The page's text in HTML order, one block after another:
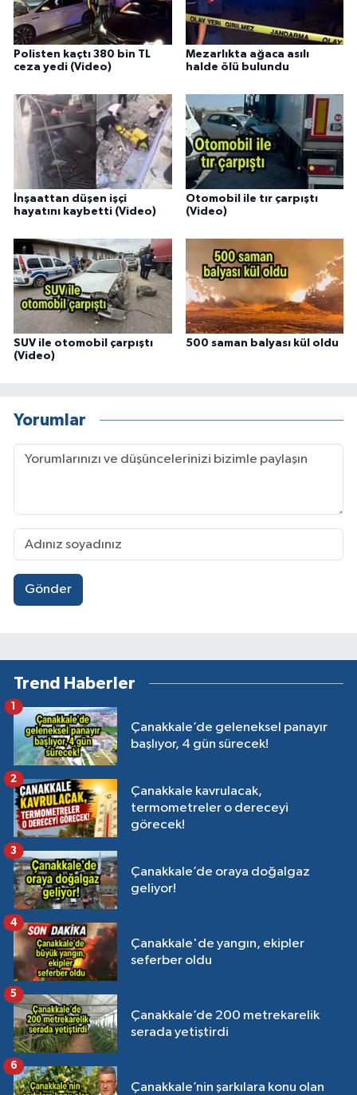
Polisten kaçtı 380 bin TL
ceza yedi (Video)
Mezarlıkta ağaca asılı
halde ölü bulundu
İnşaattan düşen işçi
hayatını kaybetti (Video)
Otomobil ile tır çarpıştı
(Video)
SUV ile otomobil çarpıştı
(Video)
500 saman balyası kül oldu
Yorumlar
Gönder
Trend Haberler
Çanakkale’de geleneksel panayır
başlıyor, 4 gün sürecek!
1
Çanakkale kavrulacak,
termometreler o dereceyi
görecek!
2
Çanakkale’de oraya doğalgaz
geliyor!
3
Çanakkale'de yangın, ekipler
seferber oldu
4
Çanakkale’de 200 metrekarelik
serada yetiştirdi
5
Çanakkale’nin şarkılara konu olan
6